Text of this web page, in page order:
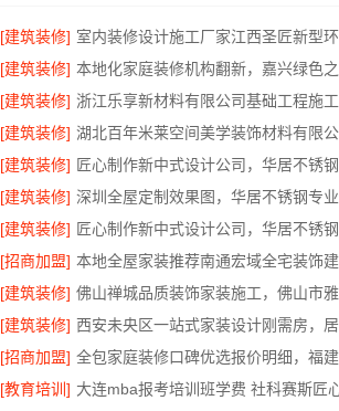
[建筑装修]
[建筑装修]
[建筑装修] 浙江乐享新材料有限公司基础工程施
[建筑装修]
[建筑装修] 匠心制作新中式设计公司，华居不锈钢
[建筑装修] 深圳全屋定制效果图，华居不锈钢专
[建筑装修]
[招商加盟]
[建筑装修]
[建筑装修]
[招商加盟]
[教育培训]